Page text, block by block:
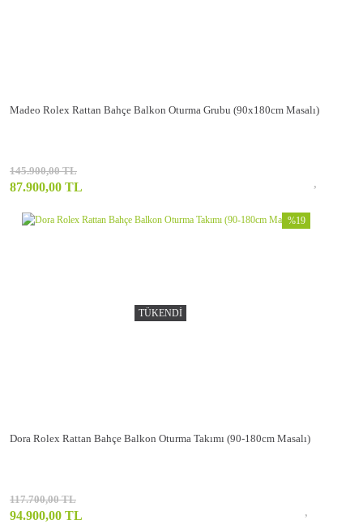
Madeo Rolex Rattan Bahçe Balkon Oturma Grubu (90x180cm Masalı)
145.900,00 TL
87.900,00 TL
TÜKENDİ
Dora Rolex Rattan Bahçe Balkon Oturma Takımı (90-180cm Masalı)
%19
117.700,00 TL
94.900,00 TL